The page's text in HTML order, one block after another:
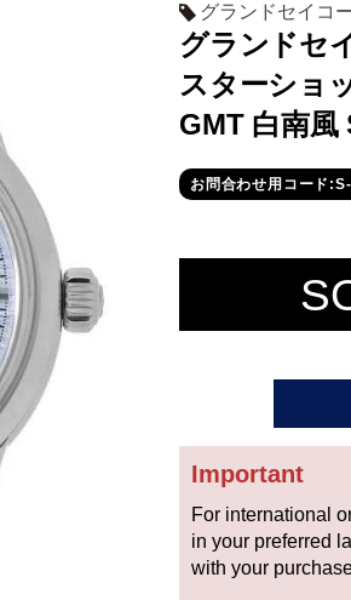
グランドセイコ
グランドセ
スターショ
GMT 白南風
お問合わせ用コード
Important
For international
in your preferred
with your